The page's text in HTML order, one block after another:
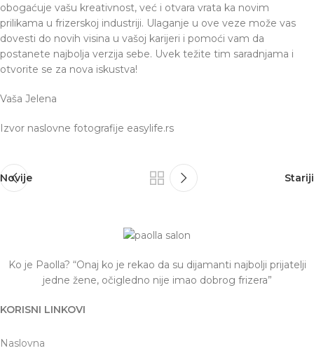
obogaćuje vašu kreativnost, već i otvara vrata ka novim
prilikama u frizerskoj industriji. Ulaganje u ove veze može vas
dovesti do novih visina u vašoj karijeri i pomoći vam da
postanete najbolja verzija sebe. Uvek težite tim saradnjama i
otvorite se za nova iskustva!
Vaša Jelena
Izvor naslovne fotografije easylife.rs
Novije Stariji
Ko je Paolla? “Onaj ko je rekao da su dijamanti najbolji prijatelji
jedne žene, očigledno nije imao dobrog frizera”
KORISNI LINKOVI
Naslovna